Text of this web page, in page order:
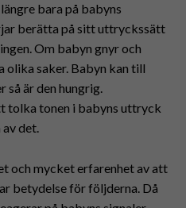
bara på babyns
berätta på sitt uttryckssätt
Om babyn gnyr och
olika saker. Babyn kan till
så är den hungrig.
tolka tonen i babyns uttryck
av det.
och mycket erfarenhet av att
betydelse för följderna. Då